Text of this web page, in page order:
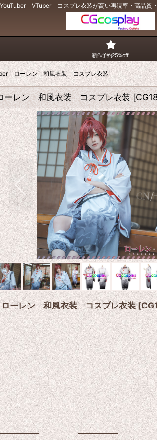
VTuber コスプレ衣装が高い再現率・高品質
新作予約25％off
ローレン 和風衣装 コスプレ衣装
レン 和風衣装 コスプレ衣装 [
ーレン 和風衣装 コスプレ衣装[